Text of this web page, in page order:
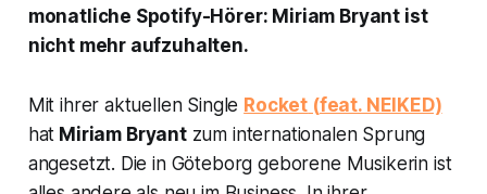
monatliche Spotify-Hörer: Miriam Bryant ist
nicht mehr aufzuhalten.
Mit ihrer aktuellen Single Rocket (feat. NEIKED)
hat Miriam Bryantzum internationalen Sprung
angesetzt. Die in Göteborg geborene Musikerin ist